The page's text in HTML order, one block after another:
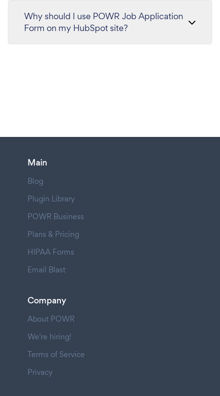
Why should I use POWR Job Application
Form on my HubSpot site?
Main
Blog
Plugin Library
POWR Business
Plans & Pricing
HIPAA Forms
Email Blast
Company
About POWR
We're hiring!
Terms of Service
Privacy